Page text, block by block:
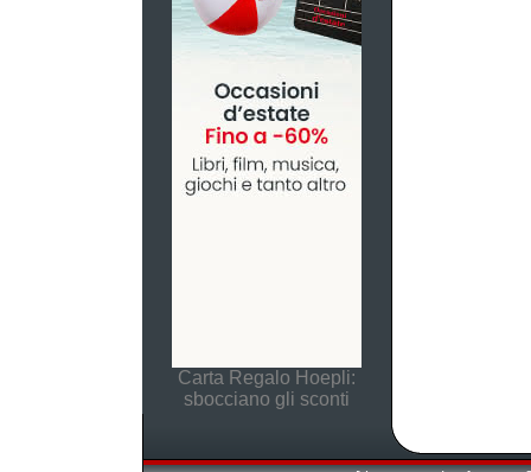
Carta Regalo Hoepli:
sbocciano gli sconti